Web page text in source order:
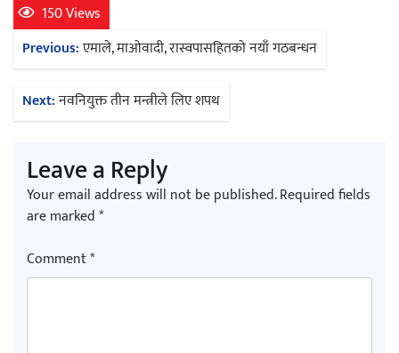
सार्वजनिक
150 Views
Post
navigation
Previous:एमाले, माओवादी, रास्वपासहितको नयाँ गठबन्धन
Next:नवनियुक्त तीन मन्त्रीले लिए शपथ
Leave a Reply
Your email address will not be published.Required fields
are marked*
Comment*